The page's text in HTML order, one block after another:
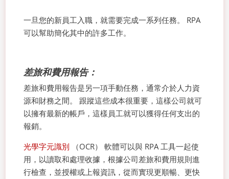
一旦您的新員工入職，就需要完成一系列任務。 RPA
可以幫助簡化其中的許多工作。
差旅和費用報告：
差旅和費用報告是另一項手動任務，通常介於人力資
源和財務之間。 跟蹤這些成本很重要，這樣公司就可
以擁有最新的帳戶，這樣員工就可以獲得任何支出的
報銷。
光學字元識別 （OCR） 軟體可以與 RPA 工具一起使
用，以讀取和處理收據，根據公司差旅和費用規則進
行檢查，並授權或上報資訊，從而實現更順暢、更快